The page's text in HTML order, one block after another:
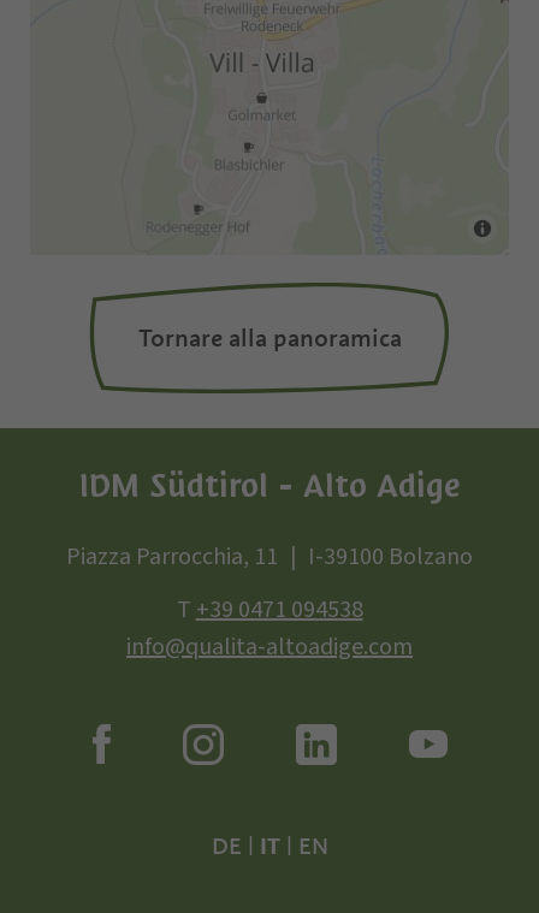
Tornare alla panoramica
IDM Südtirol - Alto Adige
Piazza Parrocchia, 11
I-39100 Bolzano
T+39 0471 094538
info@qualita-altoadige.com
DE IT| EN